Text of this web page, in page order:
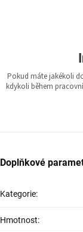
Pokud máte jakékoli
kdykoli během
Doplňkové
Kategorie:
Hmotnost: